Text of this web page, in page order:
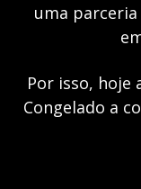
uma parceria
Por isso, hoje
Congelado a